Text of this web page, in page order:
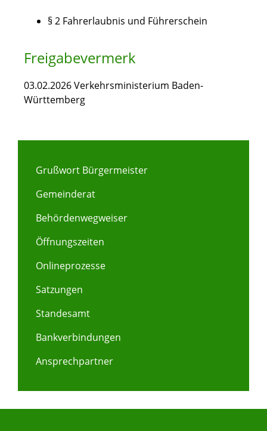
§ 2 Fahrerlaubnis und Führerschein
Freigabevermerk
03.02.2026 Verkehrsministerium Baden-
Württemberg
Grußwort Bürgermeister
Gemeinderat
Behördenwegweiser
Öffnungszeiten
Onlineprozesse
Satzungen
Standesamt
Bankverbindungen
Ansprechpartner